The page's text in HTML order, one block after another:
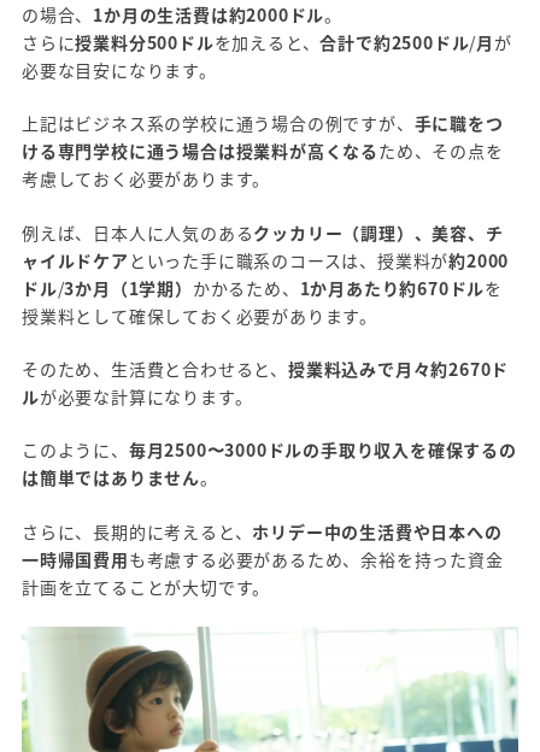
の場合、 1か月の生活費は約2000ドル。
さらに授業料分500ドルを加えると、合計で約2500ドル/月 が
必要な目安になります。
上記はビジネス系の学校に通う場合の例ですが、 手に職をつ
ける専門学校に通う場合は授業料が高くなるため、その点を
考慮しておく必要があります。
例えば、日本人に人気のあるクッカリー（調理）、美容、チ
ャイルドケア といった手に職系のコースは、授業料が約2000
ドル/3か月（1学期） かかるため、 1か月あたり約670ドルを
授業料として確保しておく必要があります。
そのため、生活費と合わせると、 授業料込みで月々約2670ド
ルが必要な計算になります。
このように、 毎月2500〜3000ドルの手取り収入を確保するの
は簡単ではありません。
さらに、長期的に考えると、 ホリデー中の生活費や日本への
一時帰国費用も考慮する必要があるため、余裕を持った資金
計画を立てることが大切です。